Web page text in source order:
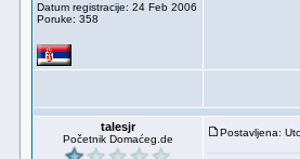
Datum registracije: 24 Feb 2006
Poruke: 358
talesjr
Početnik Domaćeg.de
Postavljena: